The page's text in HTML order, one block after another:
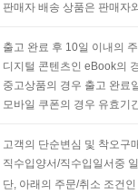
판매자 배송 상품은 판매자
출고 완료 후 10일 이내의
디지털 콘텐츠인 eBook의
중고상품의 경우 출고 완료
모바일 쿠폰의 경우 유효기
고객의 단순변심 및 착오구
직수입양서/직수입일서중
단, 아래의 주문/취소 조건